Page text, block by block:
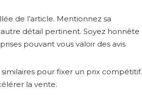
de l’article. Mentionnez sa
détail pertinent. Soyez honnête
pouvant vous valoir des avis
pour fixer un prix compétitif.
la vente.